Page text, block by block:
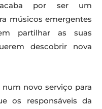
por ser um
músicos emergentes
partilhar as suas
descobrir nova
novo serviço para
os responsáveis da